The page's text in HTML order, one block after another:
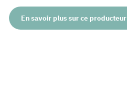
En savoir plus sur ce producteur